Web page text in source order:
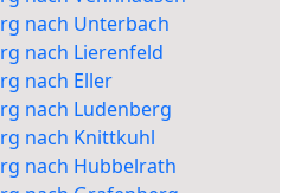
nach Unterbach
nach Lierenfeld
nach Eller
nach Ludenberg
nach Knittkuhl
nach Hubbelrath